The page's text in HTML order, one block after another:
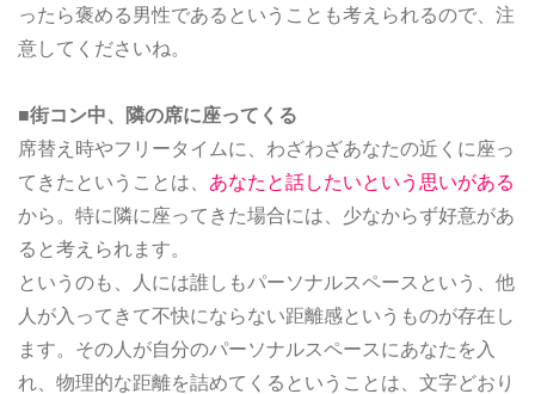
ったら褒める男性であるということも考えられるので、注
意してくださいね。
■街コン中、隣の席に座ってくる
席替え時やフリータイムに、わざわざあなたの近くに座っ
てきたということは、 あなたと話したいという思いがある
から。特に隣に座ってきた場合には、少なからず好意があ
ると考えられます。
というのも、人には誰しもパーソナルスペースという、他
人が入ってきて不快にならない距離感というものが存在し
ます。その人が自分のパーソナルスペースにあなたを入
れ、物理的な距離を詰めてくるということは、文字どおり